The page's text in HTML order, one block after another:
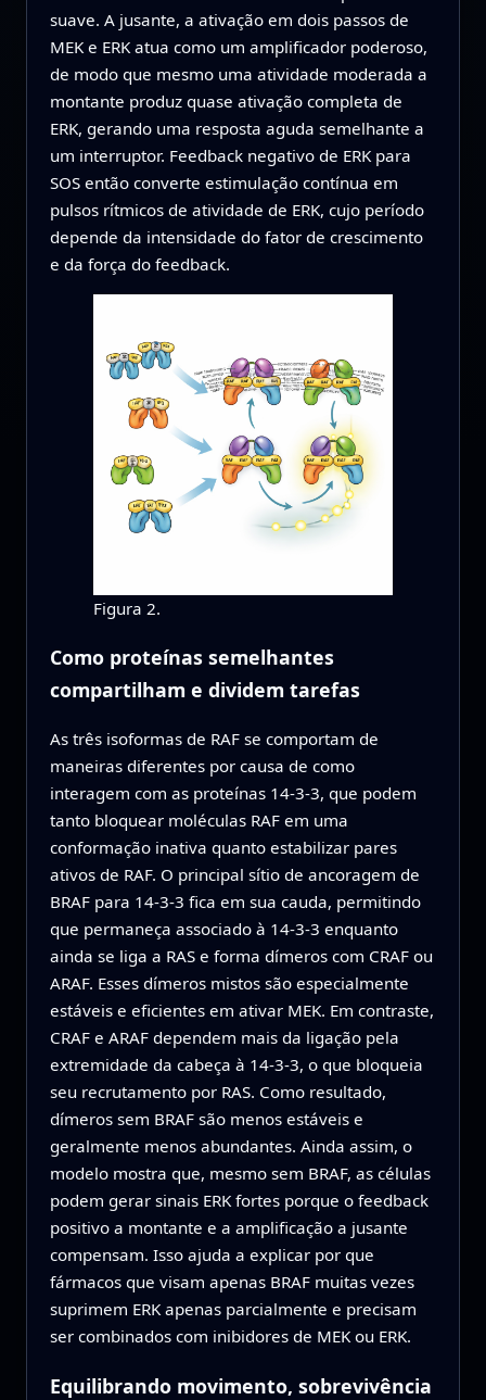
suave. A jusante, a ativação em dois passos de
MEK e ERK atua como um amplificador poderoso,
de modo que mesmo uma atividade moderada a
montante produz quase ativação completa de
ERK, gerando uma resposta aguda semelhante a
um interruptor. Feedback negativo de ERK para
SOS então converte estimulação contínua em
pulsos rítmicos de atividade de ERK, cujo período
depende da intensidade do fator de crescimento
e da força do feedback.
Figura 2.
Como proteínas semelhantes
compartilham e dividem tarefas
As três isoformas de RAF se comportam de
maneiras diferentes por causa de como
interagem com as proteínas 14-3-3, que podem
tanto bloquear moléculas RAF em uma
conformação inativa quanto estabilizar pares
ativos de RAF. O principal sítio de ancoragem de
BRAF para 14-3-3 fica em sua cauda, permitindo
que permaneça associado à 14-3-3 enquanto
ainda se liga a RAS e forma dímeros com CRAF ou
ARAF. Esses dímeros mistos são especialmente
estáveis e eficientes em ativar MEK. Em contraste,
CRAF e ARAF dependem mais da ligação pela
extremidade da cabeça à 14-3-3, o que bloqueia
seu recrutamento por RAS. Como resultado,
dímeros sem BRAF são menos estáveis e
geralmente menos abundantes. Ainda assim, o
modelo mostra que, mesmo sem BRAF, as células
podem gerar sinais ERK fortes porque o feedback
positivo a montante e a amplificação a jusante
compensam. Isso ajuda a explicar por que
fármacos que visam apenas BRAF muitas vezes
suprimem ERK apenas parcialmente e precisam
ser combinados com inibidores de MEK ou ERK.
Equilibrando movimento, sobrevivência